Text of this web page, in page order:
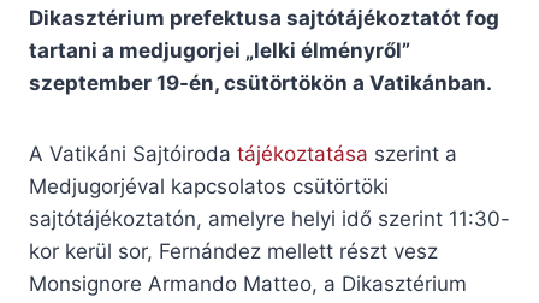
Dikasztérium prefektusa sajtótájékoztatót fog
tartani a medjugorjei „lelki élményről”
szeptember 19-én, csütörtökön a Vatikánban.
A Vatikáni Sajtóiroda tájékoztatása szerint a
Medjugorjéval kapcsolatos csütörtöki
sajtótájékoztatón, amelyre helyi idő szerint 11:30-
kor kerül sor, Fernández mellett részt vesz
Monsignore Armando Matteo, a Dikasztérium